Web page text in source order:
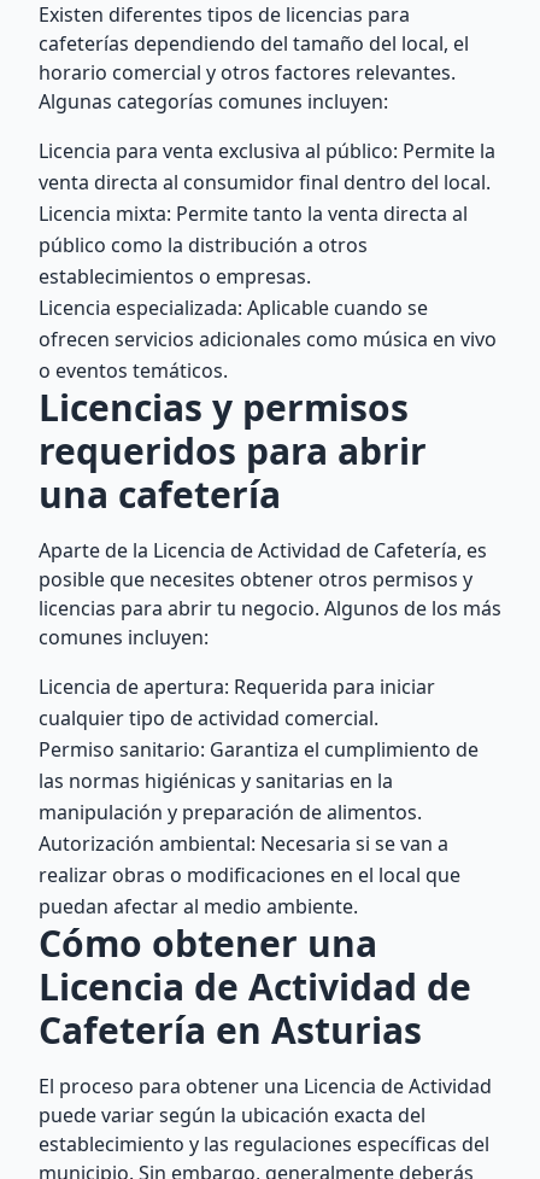
Existen diferentes tipos de licencias para
cafeterías dependiendo del tamaño del local, el
horario comercial y otros factores relevantes.
Algunas categorías comunes incluyen:
Licencia para venta exclusiva al público: Permite la
venta directa al consumidor final dentro del local.
Licencia mixta: Permite tanto la venta directa al
público como la distribución a otros
establecimientos o empresas.
Licencia especializada: Aplicable cuando se
ofrecen servicios adicionales como música en vivo
o eventos temáticos.
Licencias y permisos
requeridos para abrir
una cafetería
Aparte de la Licencia de Actividad de Cafetería, es
posible que necesites obtener otros permisos y
licencias para abrir tu negocio. Algunos de los más
comunes incluyen:
Licencia de apertura: Requerida para iniciar
cualquier tipo de actividad comercial.
Permiso sanitario: Garantiza el cumplimiento de
las normas higiénicas y sanitarias en la
manipulación y preparación de alimentos.
Autorización ambiental: Necesaria si se van a
realizar obras o modificaciones en el local que
puedan afectar al medio ambiente.
Cómo obtener una
Licencia de Actividad de
Cafetería en Asturias
El proceso para obtener una Licencia de Actividad
puede variar según la ubicación exacta del
establecimiento y las regulaciones específicas del
municipio. Sin embargo, generalmente deberás